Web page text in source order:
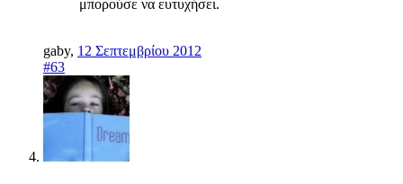
μπορούσε να ευτυχήσει.
gaby, 12 Σεπτεμβρίου 2012
#63